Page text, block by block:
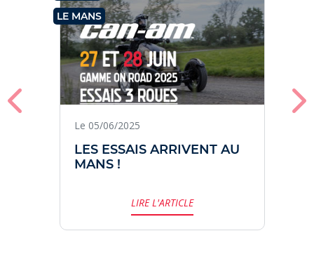
LE MANS
Le 05/06/2025
LES ESSAIS ARRIVENT AU
MANS !
LIRE L'ARTICLE